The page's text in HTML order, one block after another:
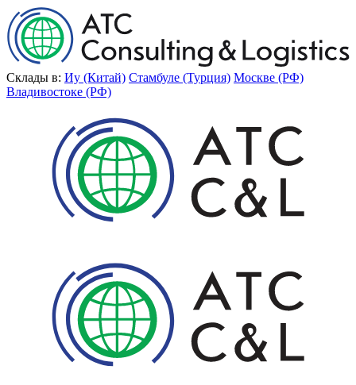
Склады в: Иу (Китай) Стамбуле (Турция) Москве (РФ)
Владивостоке (РФ)